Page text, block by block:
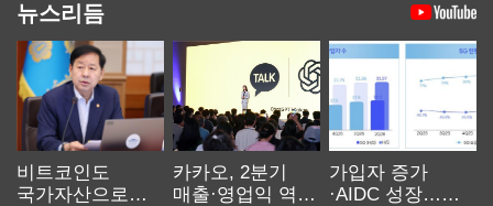
뉴스리듬
비트코인도
국가자산으로…'
카카오, 2분기
매출·영업익 역대
가입자 증가
·AIDC 성장…